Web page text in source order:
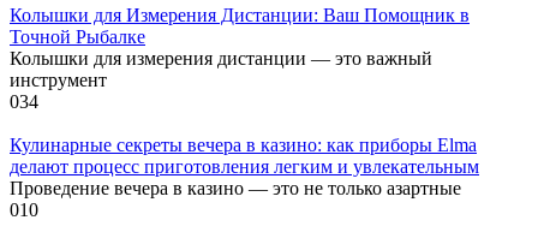
Колышки для Измерения Дистанции: Ваш Помощник в
Точной Рыбалке
Колышки для измерения дистанции — это важный
инструмент
034
Кулинарные секреты вечера в казино: как приборы Elma
делают процесс приготовления легким и увлекательным
Проведение вечера в казино — это не только азартные
010